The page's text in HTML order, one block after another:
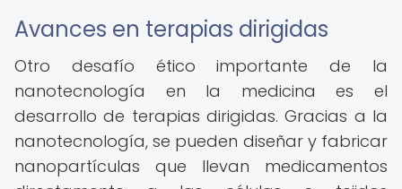
Avances en terapias dirigidas
Otro desafío ético importante de la
nanotecnología en la medicina es el
desarrollo de terapias dirigidas. Gracias a la
nanotecnología, se pueden diseñar y fabricar
nanopartículas que llevan medicamentos